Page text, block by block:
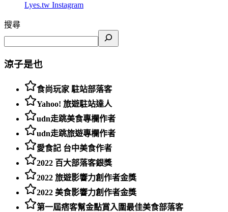
Lyes.tw Instagram
搜尋
涼子是也
食尚玩家 駐站部落客
Yahoo! 旅遊駐站達人
udn走跳美食專欄作者
udn走跳旅遊專欄作者
愛食記 台中美食作者
2022 百大部落客銀獎
2022 旅遊影響力創作者金獎
2022 美食影響力創作者金獎
第一屆痞客幫金點賞入圍最佳美食部落客